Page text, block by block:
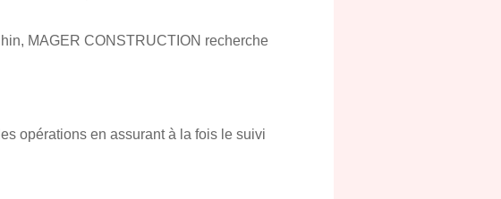
MAGER CONSTRUCTION recherche
opérations en assurant à la fois le suivi